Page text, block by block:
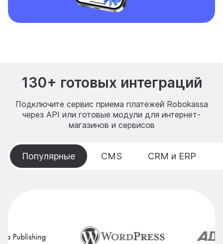
130+ готовых интеграций
Подключите сервис приема платежей Robokassa
через API или готовые модули для интернет-
магазинов и сервисов
Популярные CMS CRM и ERP